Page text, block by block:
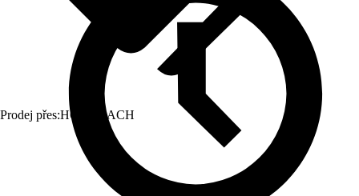
Prodej přes:HORNBACH